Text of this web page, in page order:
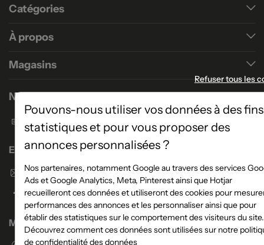
Catégories
À propos
Magasins
Nous contacter
Formulaire de contact
Enseigne Atlas Home
Envoyer un email
Magasins
Refuser tous les
Pouvons-nous utiliser vos données à des fins
statistiques et pour vous proposer des
annonces personnalisées ?
Nos partenaires, notamment Google au travers des services
Ads et Google Analytics, Meta, Pinterest ainsi que Hotjar
recueilleront ces données et utiliseront des cookies pour
performances des annonces et les personnaliser ainsi que pour
établir des statistiques sur le comportement des visiteurs du site.
Découvrez comment ces données sont utilisées sur notre
de confidentialité des données